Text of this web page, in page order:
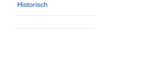
Historisch